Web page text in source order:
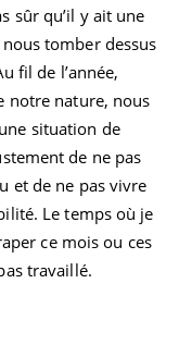
sûr qu’il y ait une
tomber dessus
fil de l’année,
notre nature, nous
situation de
de ne pas
et de ne pas vivre
Le temps où je
ce mois ou ces
travaillé.